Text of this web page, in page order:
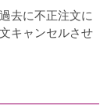
去に不正注文に
キャンセルさせ